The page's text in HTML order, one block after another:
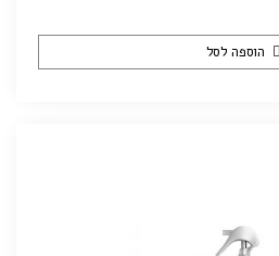
הוספה לסל